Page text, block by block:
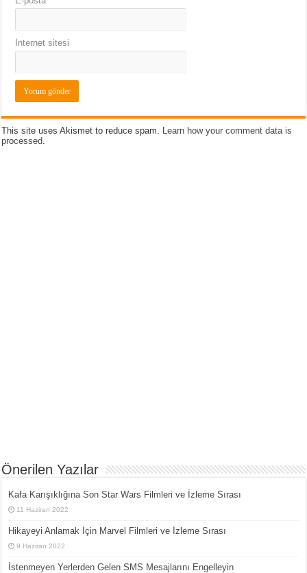
İnternet sitesi
This site uses Akismet to reduce spam. Learn how your comment data is
processed.
Önerilen Yazılar
Kafa Karışıklığına Son Star Wars Filmleri ve İzleme Sırası
11 Haziran 2022
Hikayeyi Anlamak İçin Marvel Filmleri ve İzleme Sırası
9 Haziran 2022
İstenmeyen Yerlerden Gelen SMS Mesajlarını Engelleyin